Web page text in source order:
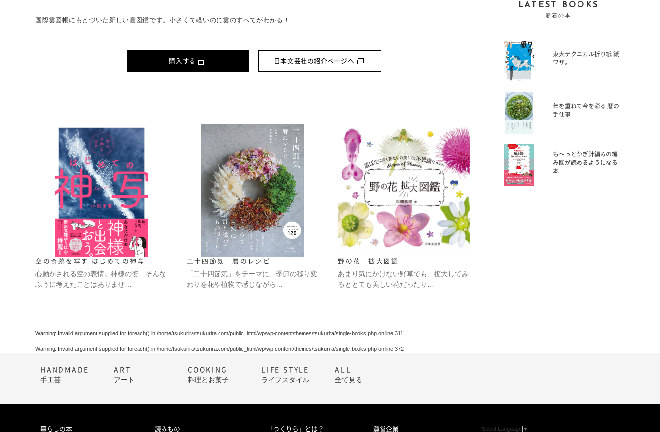
国際雲図帳にもとづいた新しい雲図鑑です。小さくて軽いのに雲のすべてがわかる！
購入する 日本文芸社の紹介ページへ
空の奇跡を写す はじめての神写
心動かされる空の表情。神様の姿…そんな
ふうに考えたことはありませ…
二十四節気 暦のレシピ
「二十四節気」をテーマに、季節の移り変
わりを花や植物で感じながら…
野の花 拡大図鑑
あまり気にかけない野草でも、拡大してみ
るととても美しい花だったり…
Warning: Invalid argument supplied for foreach() in /home/tsukurira/tsukurira.com/public_html/wp/wp-content/themes/tsukurira/single-books.php on line 311
Warning: Invalid argument supplied for foreach() in /home/tsukurira/tsukurira.com/public_html/wp/wp-content/themes/tsukurira/single-books.php on line 372
LATEST BOOKS
新着の本
東大テクニカル折り紙 紙
ワザ。
年を重ねて今を彩る 暦の
手仕事
も〜っとかぎ針編みの編
み図が読めるようになる
本
HANDMADE
手工芸
ART
アート
COOKING
料理とお菓子
LIFE STYLE
ライフスタイル
ALL
全て見る
暮らしの本 読みもの 「つくりら」とは？ 運営企業 Select Language ▼